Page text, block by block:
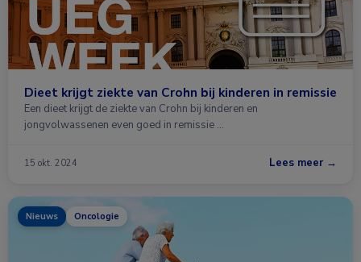
Dieet krijgt ziekte van Crohn bij kinderen in remissie
Een dieet krijgt de ziekte van Crohn bij kinderen en
jongvolwassenen even goed in remissie …
15 okt. 2024 Lees meer →
Nieuws Oncologie